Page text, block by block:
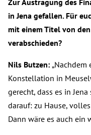
Zur Austragung des
in Jena gefallen. Für
mit einem Titel von
verabschieden?
Nils Butzen: „Nachdem
Konstellation in
gerecht, dass es in
darauf: zu Hause,
Dann wäre es auch ein